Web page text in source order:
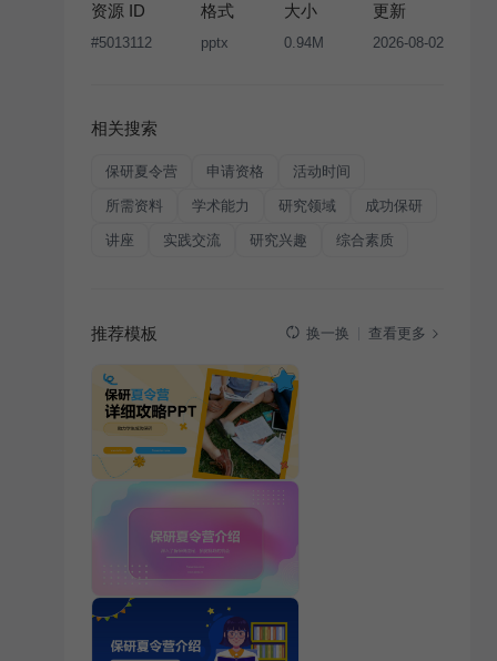
版权声明
条款，禁止任何形式的转让、出售或出租，未
经投权许可任何人不得擅自转载和分发，否则将接照我
资源 ID
#5013112
格式
pptx
大小
0.94M
更新
2026-08-02
相关搜索
保研夏令营 申请资格 活动时间
所需资料 学术能力 研究领域 成功保研
讲座 实践交流 研究兴趣 综合素质
推荐模板 换一换 查看更多